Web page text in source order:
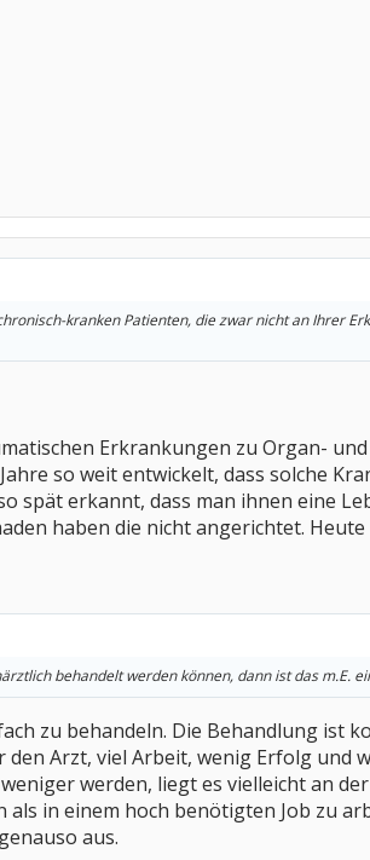
kranken Patienten, die zwar nicht an Ihrer
Erkrankungen zu Organ-
so weit entwickelt, dass solche
spät erkannt, dass man ihnen eine
haben die nicht angerichtet.
behandelt werden können, dann ist das m.E.
zu behandeln. Die Behandlung ist
Arzt, viel Arbeit, wenig Erfolg und
werden, liegt es vielleicht an
in einem hoch benötigten Job zu
aus.